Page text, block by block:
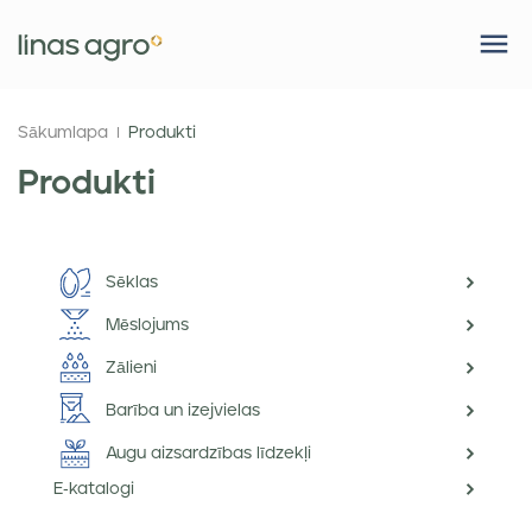
Sākumlapa Produkti
Produkti
Sēklas
Mēslojums
Zālieni
Barība un izejvielas
Augu aizsardzības līdzekļi
E-katalogi